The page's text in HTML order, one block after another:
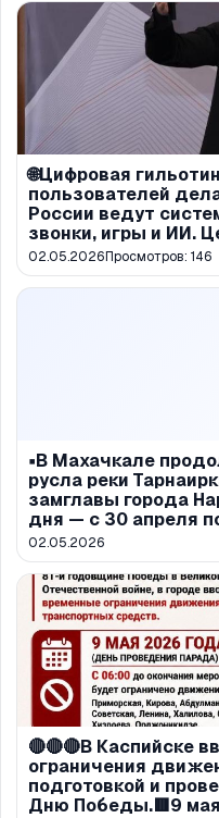
🌐Цифровая
пользователей
России ведут
звонки, игры и ИИ.
02.05.2026Просмотров: 146
▪️В Махачкале
русла реки
замглавы города
дня — с 30 апреля
02.05.2026
🔴🔴🔴В Каспийске
ограничения
подготовкой и
Дню Победы.🟥9